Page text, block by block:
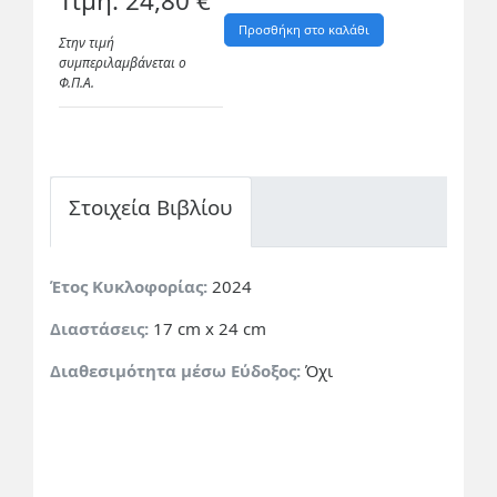
Στην τιμή
συμπεριλαμβάνεται ο
Φ.Π.A.
Προσθήκη στο καλάθι
Στοιχεία Βιβλίου
Έτος Κυκλοφορίας: 2024
Διαστάσεις: 17 cm x 24 cm
Διαθεσιμότητα μέσω Εύδοξος: Όχι